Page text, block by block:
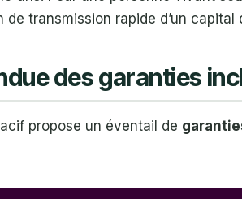
transmission rapide d’un capital
des garanties
propose un éventail de